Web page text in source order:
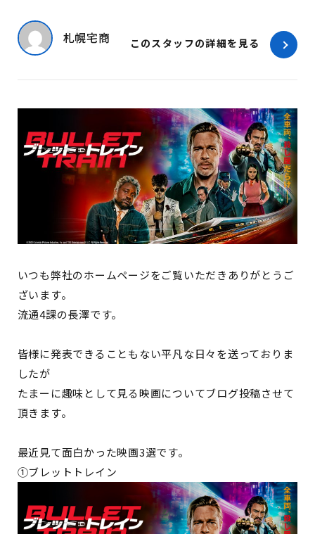
札幌宅商 このスタッフの詳細を見る
いつも弊社のホームページをご覧いただきありがとうご
ざいます。
流通4課の長澤です。
皆様に発表できることもない平凡な日々を送っておりま
したが
たまーに趣味として見る映画についてブログ投稿させて
頂きます。
最近見て面白かった映画3選です。
①ブレットトレイン